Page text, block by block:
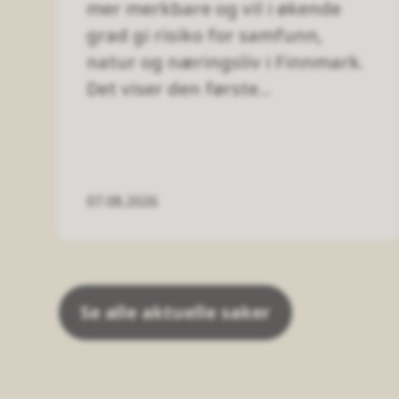
07.08.2026
mer merkbare og vil i økende
grad gi risiko for samfunn,
natur og næringsliv i Finnmark.
Det viser den første...
Se alle aktuelle saker